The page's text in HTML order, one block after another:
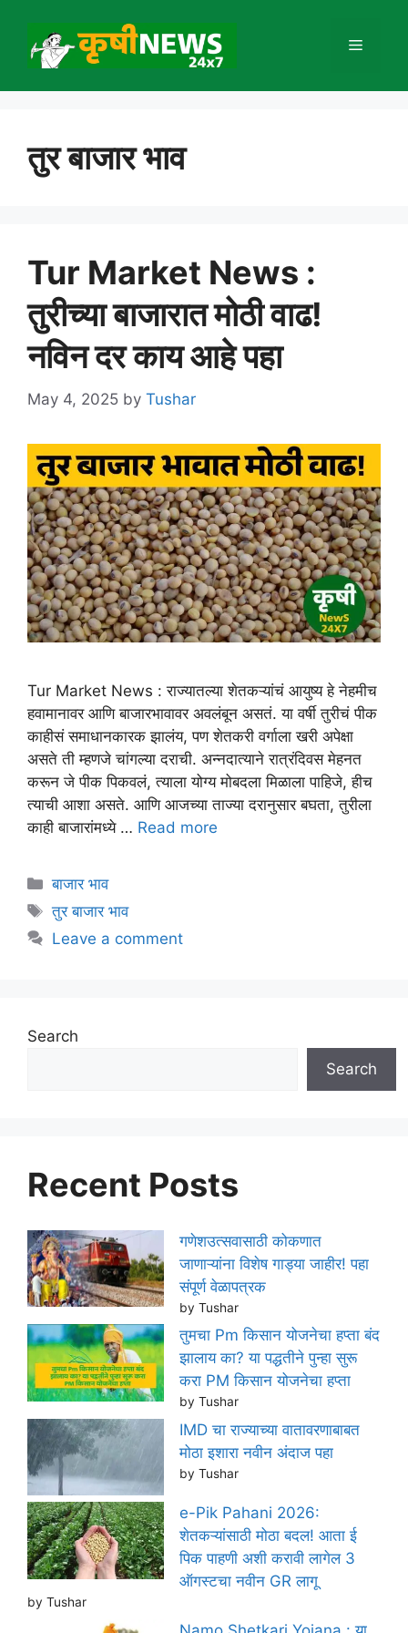
content
Menu
तुर बाजार भाव
Tur Market News :
तुरीच्या बाजारात मोठी वाढ!
नविन दर काय आहे पहा
May 4, 2025 by Tushar
Tur Market News : राज्यातल्या शेतकऱ्यांचं आयुष्य हे नेहमीच
हवामानावर आणि बाजारभावावर अवलंबून असतं. या वर्षी तुरीचं पीक
काहीसं समाधानकारक झालंय, पण शेतकरी वर्गाला खरी अपेक्षा
असते ती म्हणजे चांगल्या दराची. अन्नदात्याने रात्रंदिवस मेहनत
करून जे पीक पिकवलं, त्याला योग्य मोबदला मिळाला पाहिजे, हीच
त्याची आशा असते. आणि आजच्या ताज्या दरानुसार बघता, तुरीला
काही बाजारांमध्ये … Read more
Categories
बाजार भाव
Tags
तुर बाजार भाव
Leave a comment
Search
Search
Recent Posts
गणेशउत्सवासाठी कोकणात
जाणाऱ्यांना विशेष गाड्या जाहीर! पहा
संपूर्ण वेळापत्रक
by Tushar
तुमचा Pm किसान योजनेचा हप्ता बंद
झालाय का? या पद्धतीने पुन्हा सुरू
करा PM किसान योजनेचा हप्ता
by Tushar
IMD चा राज्याच्या वातावरणाबाबत
मोठा इशारा नवीन अंदाज पहा
by Tushar
e-Pik Pahani 2026:
शेतकऱ्यांसाठी मोठा बदल! आता ई
पिक पाहणी अशी करावी लागेल 3
ऑगस्टचा नवीन GR लागू
by Tushar